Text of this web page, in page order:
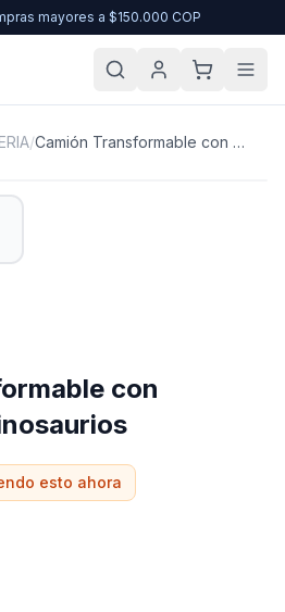
mayores a $150.000 COP
/ Camión Transformable con Temática de Dinosaurios
con
esto ahora